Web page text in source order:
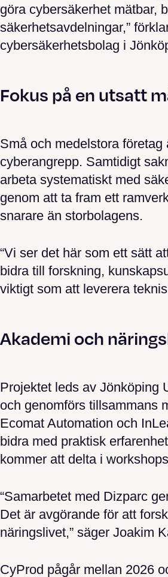
göra cybersäkerhet mätbar,
säkerhetsavdelningar,”
cybersäkerhetsbolag i
Fokus på en utsatt
Små och medelstora
cyberangrepp. Samtidigt
arbeta systematiskt med
genom att ta fram ett
snarare än storbolagens.
“Vi ser det här som ett sätt
bidra till forskning,
viktigt som att leverera
Akademi och
Projektet leds av Jönköping
och genomförs tillsammans
Ecomat Automation och
bidra med praktisk
kommer att delta i
“Samarbetet med Dizparc
Det är avgörande för att
näringslivet,” säger Joakim
CyProd pågår mellan 2026